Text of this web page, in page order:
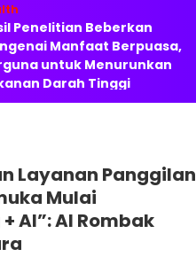
Penelitian Beberkan
Manfaat Berpuasa,
untuk Menurunkan
Darah Tinggi
Layanan Panggilan
Mulai
AI”: AI Rombak